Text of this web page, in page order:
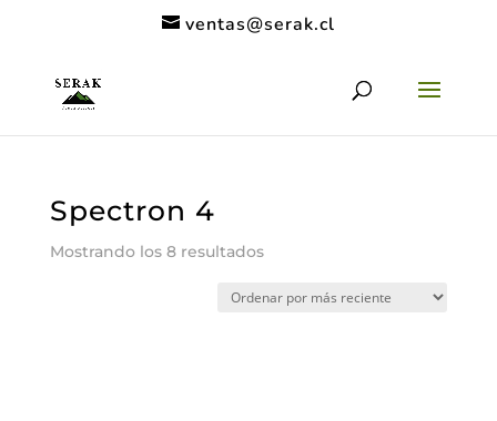
ventas@serak.cl
Spectron 4
Mostrando los 8 resultadosOrdenado